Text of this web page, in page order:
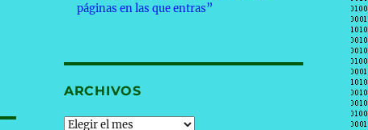
páginas en las que entras”
ARCHIVOS
Archivos